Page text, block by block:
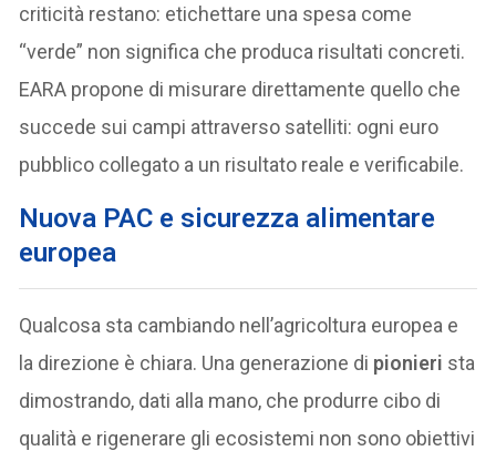
criticità restano: etichettare una spesa come
“verde” non significa che produca risultati concreti.
EARA propone di misurare direttamente quello che
succede sui campi attraverso satelliti: ogni euro
pubblico collegato a un risultato reale e verificabile.
Nuova PAC e sicurezza alimentare
europea
Qualcosa sta cambiando nell’agricoltura europea e
la direzione è chiara. Una generazione di pionieri sta
dimostrando, dati alla mano, che produrre cibo di
qualità e rigenerare gli ecosistemi non sono obiettivi